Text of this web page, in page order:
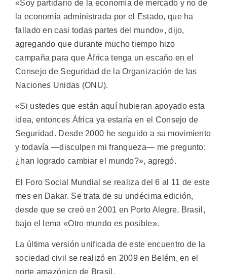
«Soy partidario de la economía de mercado y no de
la economía administrada por el Estado, que ha
fallado en casi todas partes del mundo», dijo,
agregando que durante mucho tiempo hizo
campaña para que África tenga un escaño en el
Consejo de Seguridad de la Organización de las
Naciones Unidas (ONU).
«Si ustedes que están aquí hubieran apoyado esta
idea, entonces África ya estaría en el Consejo de
Seguridad. Desde 2000 he seguido a su movimiento
y todavía —disculpen mi franqueza— me pregunto:
¿han logrado cambiar el mundo?», agregó.
El Foro Social Mundial se realiza del 6 al 11 de este
mes en Dakar. Se trata de su undécima edición,
desde que se creó en 2001 en Porto Alegre, Brasil,
bajo el lema «Otro mundo es posible».
La última versión unificada de este encuentro de la
sociedad civil se realizó en 2009 en Belém, en el
norte amazónico de Brasil.